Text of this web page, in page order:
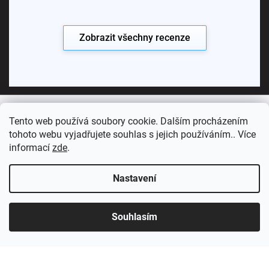
Tento web používá soubory cookie. Dalším procházením
tohoto webu vyjadřujete souhlas s jejich používáním.. Více
informací zde.
Nastavení
Souhlasím
Zobrazit všechny recenze
Copyright 2026Koupelny SEN. Všechna práva vyhrazena.
Sledujte nás: